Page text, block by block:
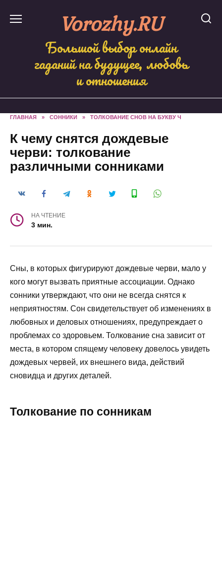
Vorozhy.RU
Большой выбор онлайн
гаданий на будущее, любовь
и отношения
ГЛАВНАЯ » СОННИКИ » ТОЛКОВАНИЕ СНОВ НА БУКВУ Ч
К чему снятся дождевые
черви: толкование
различными сонниками
НА ЧТЕНИЕ
3 мин.
Сны, в которых фигурируют дождевые черви, мало у
кого могут вызвать приятные ассоциации. Однако
сонники утверждают, что они не всегда снятся к
неприятностям. Сон свидетельствует об изменениях в
любовных и деловых отношениях, предупреждает о
проблемах со здоровьем. Толкование сна зависит от
места, в котором спящему человеку довелось увидеть
дождевых червей, их внешнего вида, действий
сновидца и других деталей.
Толкование по сонникам